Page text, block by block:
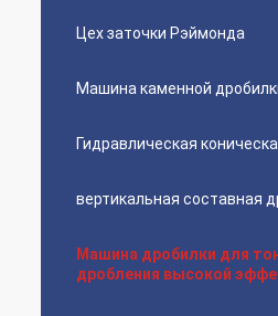
Цех заточки Рэймонда
Машина каменной
Гидравлическая
вертикальная составная
Машина дробилки для
дробления высокой